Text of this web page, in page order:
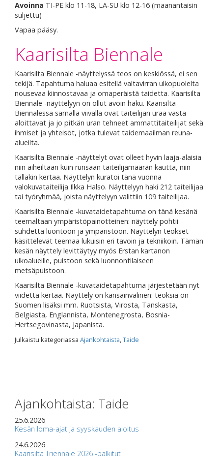
Avoinna TI-PE klo 11-18, LA-SU klo 12-16 (maanantaisin
suljettu)
Vapaa pääsy.
Kaarisilta Biennale
Kaarisilta Biennale -näyttelyssä teos on keskiössä, ei sen
tekijä. Tapahtuma haluaa esitellä valtavirran ulkopuolelta
nousevaa kiinnostavaa ja omaperäistä taidetta. Kaarisilta
Biennale -näyttelyyn on ollut avoin haku. Kaarisilta
Biennalessa samalla viivalla ovat taiteilijan uraa vasta
aloittavat ja jo pitkän uran tehneet ammattitaiteilijat sekä
ihmiset ja yhteisöt, jotka tulevat taidemaailman reuna-
alueilta.
Kaarisilta Biennale -näyttelyt ovat olleet hyvin laaja-alaisia
niin aiheiltaan kuin runsaan taiteilijamäärän kautta, niin
tälläkin kertaa. Näyttelyn kuratoi tänä vuonna
valokuvataiteilija Ilkka Halso. Näyttelyyn haki 212 taiteilijaa
tai työryhmää, joista näyttelyyn valittiin 109 taiteilijaa.
Kaarisilta Biennale -kuvataidetapahtuma on tänä kesänä
teemaltaan ympäristöpainotteinen: näyttely pohtii
suhdetta luontoon ja ympäristöön. Näyttelyn teokset
käsittelevät teemaa lukuisin eri tavoin ja tekniikoin. Tämän
kesän näyttely levittäytyy myös Erstan kartanon
ulkoalueille, puistoon sekä luonnontilaiseen
metsäpuistoon.
Kaarisilta Biennale -kuvataidetapahtuma järjestetään nyt
viidettä kertaa. Näyttely on kansainvälinen: teoksia on
Suomen lisäksi mm. Ruotsista, Virosta, Tanskasta,
Belgiasta, Englannista, Montenegrosta, Bosnia-
Hertsegovinasta, Japanista.
Julkaistu kategoriassa Ajankohtaista,Taide
Ajankohtaista: Taide
25.6.2026
Kesän loma-ajat ja syyskauden aloitus
24.6.2026
Kaarisilta Triennale 2026 -palkitut